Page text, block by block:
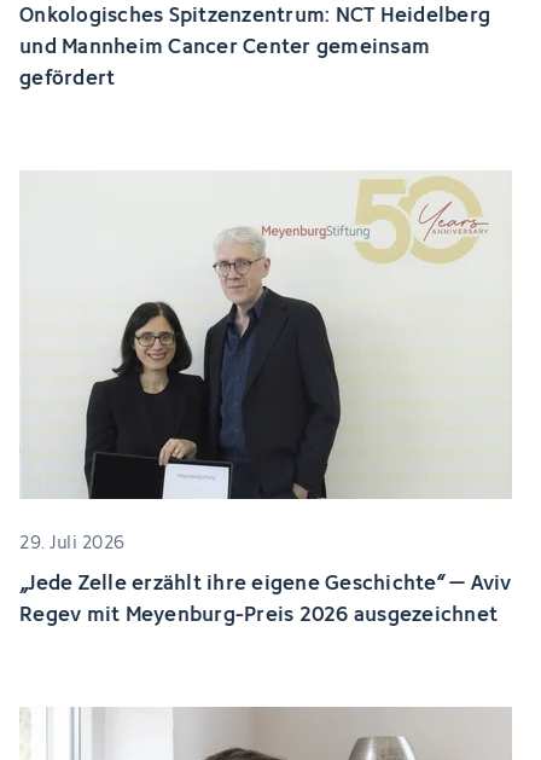
Onkologisches Spitzenzentrum: NCT Heidelberg
und Mannheim Cancer Center gemeinsam
gefördert
29. Juli 2026
„Jede Zelle erzählt ihre eigene Geschichte“ – Aviv
Regev mit Meyenburg-Preis 2026 ausgezeichnet